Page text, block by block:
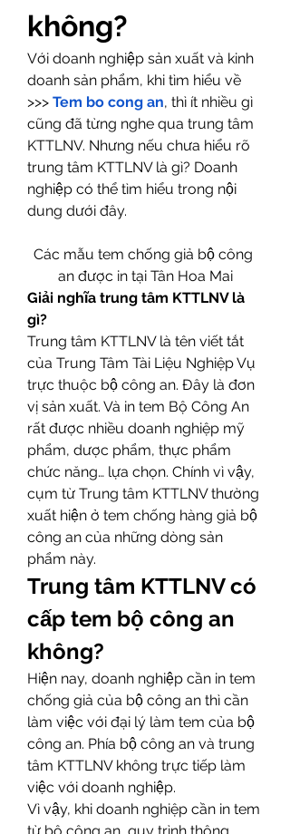
không?
Với doanh nghiệp sản xuất và kinh
doanh sản phẩm, khi tìm hiểu về
>>> Tem bo cong an, thì ít nhiều gì
cũng đã từng nghe qua trung tâm
KTTLNV. Nhưng nếu chưa hiểu rõ
trung tâm KTTLNV là gì? Doanh
nghiệp có thể tìm hiểu trong nội
dung dưới đây.
Các mẫu tem chống giả bộ công
an được in tại Tân Hoa Mai
Giải nghĩa trung tâm KTTLNV là
gì?
Trung tâm KTTLNV là tên viết tắt
của Trung Tâm Tài Liệu Nghiệp Vụ
trực thuộc bộ công an. Đây là đơn
vị sản xuất. Và in tem Bộ Công An
rất được nhiều doanh nghiệp mỹ
phẩm, dược phẩm, thực phẩm
chức năng… lựa chọn. Chính vì vậy,
cụm từ Trung tâm KTTLNV thường
xuất hiện ở tem chống hàng giả bộ
công an của những dòng sản
phẩm này.
Trung tâm KTTLNV có
cấp tem bộ công an
không?
Hiện nay, doanh nghiệp cần in tem
chống giả của bộ công an thì cần
làm việc với đại lý làm tem của bộ
công an. Phía bộ công an và trung
tâm KTTLNV không trực tiếp làm
việc với doanh nghiệp.
Vì vậy, khi doanh nghiệp cần in tem